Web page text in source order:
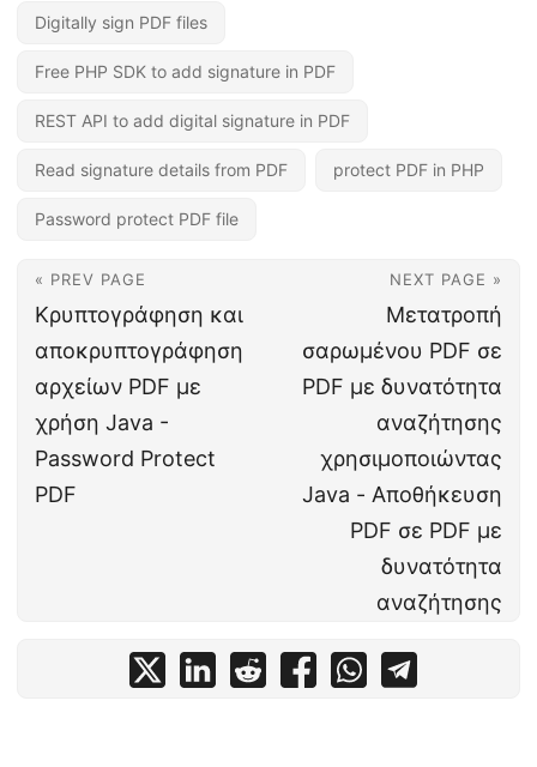
Digitally sign PDF files
Free PHP SDK to add signature in PDF
REST API to add digital signature in PDF
Read signature details from PDF protect PDF in PHP
Password protect PDF file
« PREV PAGE
Κρυπτογράφηση και
αποκρυπτογράφηση
αρχείων PDF με
χρήση Java -
Password Protect
PDF
NEXT PAGE »
Μετατροπή
σαρωμένου PDF σε
PDF με δυνατότητα
αναζήτησης
χρησιμοποιώντας
Java - Αποθήκευση
PDF σε PDF με
δυνατότητα
αναζήτησης